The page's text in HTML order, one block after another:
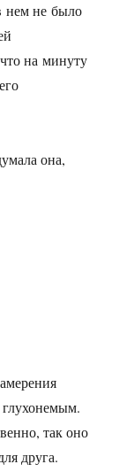
нем не было
на минуту
она,
глухонемым.
так оно
друга.